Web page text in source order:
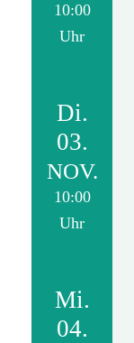
10:00
Uhr
Di.
03.
NOV.
10:00
Uhr
Mi.
04.